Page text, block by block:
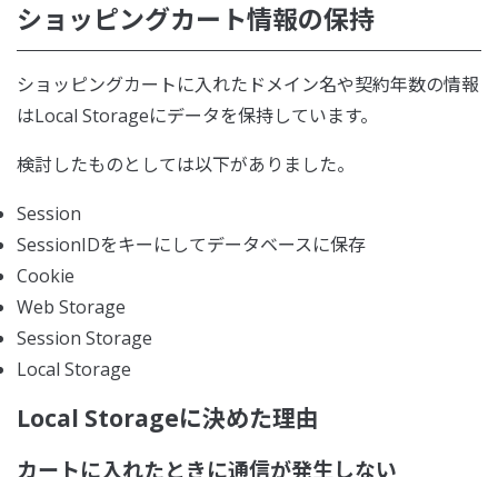
ショッピングカート情報の保持
ショッピングカートに入れたドメイン名や契約年数の情報
はLocal Storageにデータを保持しています。
検討したものとしては以下がありました。
Session
SessionIDをキーにしてデータベースに保存
Cookie
Web Storage
Session Storage
Local Storage
Local Storageに決めた理由
カートに入れたときに通信が発生しない